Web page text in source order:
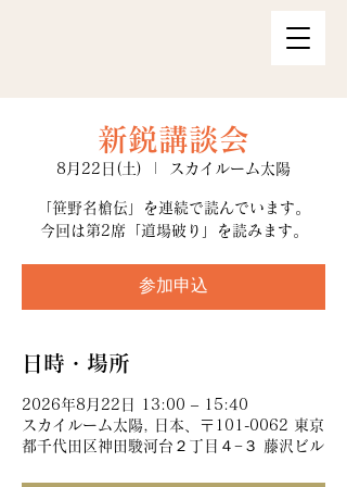
新鋭講談会
8月22日(土) スカイルーム太陽
「笹野名槍伝」を連続で読んでいます。
今回は第2席「道場破り」を読みます。
参加申込
日時・場所
2026年8月22日 13:00 – 15:40
スカイルーム太陽, 日本、〒101-0062 東京
都千代田区神田駿河台２丁目４−３ 藤沢ビル